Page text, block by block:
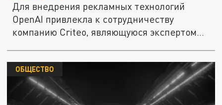
Для внедрения рекламных технологий
OpenAI привлекла к сотрудничеству
компанию Criteo, являющуюся экспертом...
ОБЩЕСТВО